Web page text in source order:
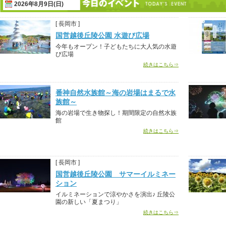
2026年8月9日(日)
[ 長岡市 ]
国営越後丘陵公園 水遊び広場
今年もオープン！子どもたちに大人気の水遊
び広場
続きはこちら⇒
番神自然水族館～海の岩場はまるで水
族館～
海の岩場で生き物探し！期間限定の自然水族
館
続きはこちら⇒
[ 長岡市 ]
国営越後丘陵公園 サマーイルミネー
ション
イルミネーションで涼やかさを演出♪ 丘陵公
園の新しい「夏まつり」
続きはこちら⇒